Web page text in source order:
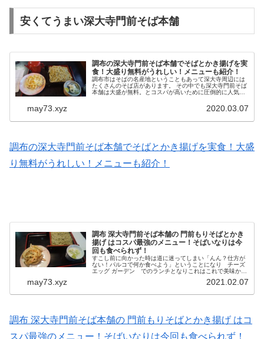
安くてうまい深大寺門前そば本舗
調布の深大寺門前そば本舗でそばとかき揚げを実
食！大盛り無料がうれしい！メニューも紹介！
調布市はそばの名産地ということもあって深大寺周辺には
たくさんのそば店があります。 その中でも深大寺門前そば
本舗は大盛が無料。とコスパが高いために圧倒的に人気の
may73.xyz 2020.03.07
調布の深大寺門前そば本舗でそばとかき揚げを実食！大盛
り無料がうれしい！メニューも紹介！
調布 深大寺門前そば本舗の 門前もりそばとかき
揚げ はコスパ最強のメニュー！そばいなりは今
回も食べられず！
すこし前に向かった時は道に迷ってしまい「んん？仕方が
ない！パルコで何か食べよう」ということになり チーズ
エッグ ガーデン でのランチとなりこれはこれで美味かっ
may73.xyz 2021.02.07
調布 深大寺門前そば本舗の 門前もりそばとかき揚げ はコ
スパ最強のメニュー！そばいなりは今回も食べられず！